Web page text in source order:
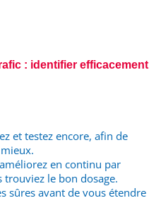
: identifier efficacement
et testez encore, afin de
en continu par
trouviez le bon dosage.
sûres avant de vous étendre